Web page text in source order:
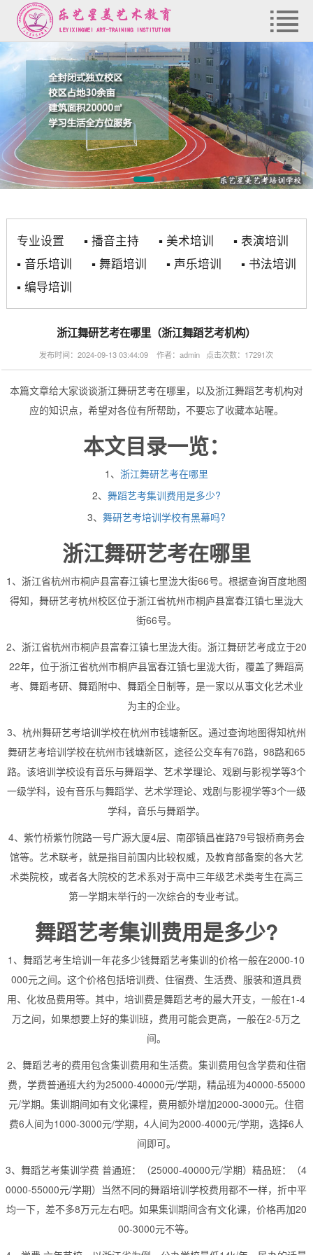
专业设置 ▪ 播音主持 ▪ 美术培训 ▪ 表演培训
▪ 音乐培训 ▪ 舞蹈培训 ▪ 声乐培训 ▪ 书法培训
▪ 编导培训
浙江舞研艺考在哪里（浙江舞蹈艺考机构）
发布时间：2024-09-13 03:44:09 作者：admin 点击次数：17291次
本篇文章给大家谈谈浙江舞研艺考在哪里，以及浙江舞蹈艺考机构对
应的知识点，希望对各位有所帮助，不要忘了收藏本站喔。
本文目录一览：
1、 浙江舞研艺考在哪里
2、 舞蹈艺考集训费用是多少?
3、 舞研艺考培训学校有黑幕吗?
浙江舞研艺考在哪里
1、浙江省杭州市桐庐县富春江镇七里泷大街66号。根据查询百度地图
得知，舞研艺考杭州校区位于浙江省杭州市桐庐县富春江镇七里泷大
街66号。
2、浙江省杭州市桐庐县富春江镇七里泷大街。浙江舞研艺考成立于20
22年，位于浙江省杭州市桐庐县富春江镇七里泷大街，覆盖了舞蹈高
考、舞蹈考研、舞蹈附中、舞蹈全日制等，是一家以从事文化艺术业
为主的企业。
3、杭州舞研艺考培训学校在杭州市钱塘新区。通过查询地图得知杭州
舞研艺考培训学校在杭州市钱塘新区，途径公交车有76路，98路和65
路。该培训学校设有音乐与舞蹈学、艺术学理论、戏剧与影视学等3个
一级学科，设有音乐与舞蹈学、艺术学理论、戏剧与影视学等3个一级
学科，音乐与舞蹈学。
4、紫竹桥紫竹院路一号广源大厦4层、南邵镇昌崔路79号银桥商务会
馆等。艺术联考，就是指目前国内比较权威，及教育部备案的各大艺
术类院校，或者各大院校的艺术系对于高中三年级艺术类考生在高三
第一学期末举行的一次综合的专业考试。
舞蹈艺考集训费用是多少?
1、舞蹈艺考生培训一年花多少钱舞蹈艺考集训的价格一般在2000-10
000元之间。这个价格包括培训费、住宿费、生活费、服装和道具费
用、化妆品费用等。其中，培训费是舞蹈艺考的最大开支，一般在1-4
万之间，如果想要上好的集训班，费用可能会更高，一般在2-5万之
间。
2、舞蹈艺考的费用包含集训费用和生活费。集训费用包含学费和住宿
费，学费普通班大约为25000-40000元/学期，精品班为40000-55000
元/学期。集训期间如有文化课程，费用额外增加2000-3000元。住宿
费6人间为1000-3000元/学期，4人间为2000-4000元/学期，选择6人
间即可。
3、舞蹈艺考集训学费 普通班：（25000-40000元/学期）精品班：（4
0000-55000元/学期）当然不同的舞蹈培训学校费用都不一样，折中平
均一下，差不多8万元左右吧。如果集训期间含有文化课，价格再加20
00-3000元不等。